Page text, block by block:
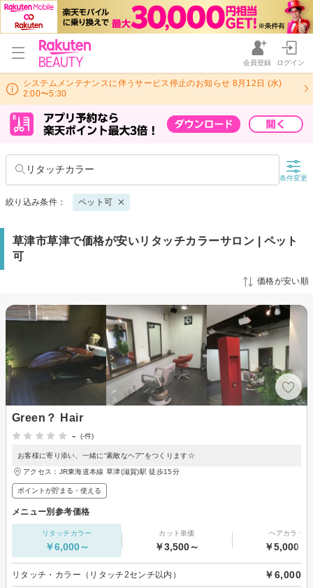
会員登録 ログイン
システムメンテナンスに伴うサービス停止のお知らせ 8月12日 (水)
2:00〜5:30
リタッチカラー
条件変更
絞り込み条件： ペット可
草津市草津で価格が安いリタッチカラーサロン | ペット
可
価格が安い順
Green？ Hair
-
(-件)
お客様に寄り添い、一緒に“素敵なヘア”をつくります☆
アクセス：JR東海道本線 草津(滋賀)駅 徒歩15分
ポイントが貯まる・使える
メニュー別参考価格
リタッチカラー
￥6,000～
カット単価
￥3,500～
ヘアカラー
￥5,000～
リタッチ・カラー（リタッチ2センチ以内） ￥6,000